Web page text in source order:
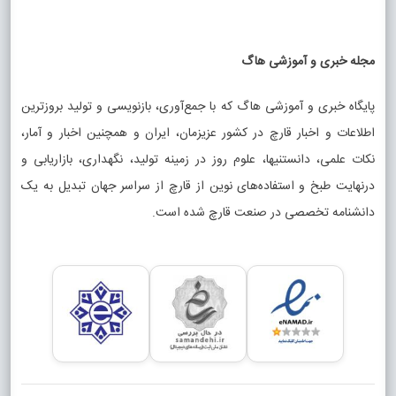
ارزش غذایی قارچ؛ فراتر از یک ماده غذایی
ساده
قارچهزاران سال است که در رژیم غذایی انسان‌ها حضور دارد.
بعضی گونه‌ها فقط به‌عنوان ماده غذایی مصرف می‌شوند و برخی
دیگر در طب سنتی کشورهای مختلف کاربرد داشته‌اند. با این
حال، ترکیبات و اثرات تمام قارچ‌ها یکسان نیست و نمی‌توان
نتایج مربوط به یک گونه را به همه انواع قارچ تعمیم داد.
دلیل، قارچ در مقایسه با بسیاری از مواد غذایی کالری و چربی
و مواد معدنی مختلف در آن دیده می‌شود.
یکی از ترکیبات جالب قارچ، ماده‌ای به نامارگوسترولاست.
مجله خبری و آموزشی هاگ
پایگاه خبری و آموزشی هاگ که با جمع‌آوری، بازنویسی و تولید بروزترین
اطلاعات و اخبار قارچ در کشور عزیزمان، ایران و همچنین اخبار و آمار،
نکات علمی، دانستنیها، علوم روز در زمینه تولید، نگهداری، بازاریابی و
درنهایت طبخ و استفاده‌های نوین از قارچ از سراسر جهان تبدیل به یک
دانشنامه تخصصی در صنعت قارچ شده است.